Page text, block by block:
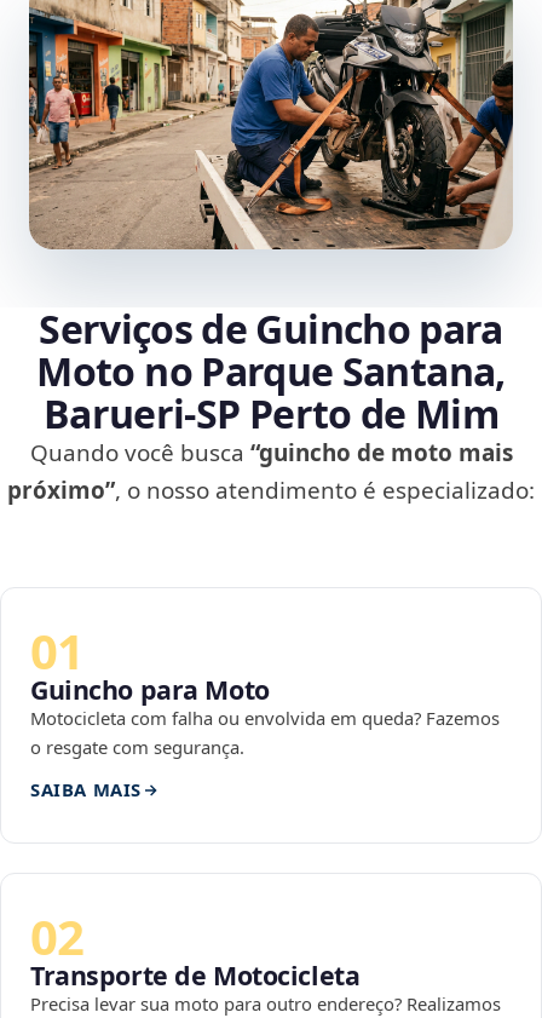
Serviços de Guincho para
Moto no Parque Santana,
Barueri‑SP Perto de Mim
Quando você busca “guincho de moto mais
próximo”, o nosso atendimento é especializado:
01
Guincho para Moto
Motocicleta com falha ou envolvida em queda? Fazemos
o resgate com segurança.
SAIBA MAIS
02
Transporte de Motocicleta
Precisa levar sua moto para outro endereço? Realizamos